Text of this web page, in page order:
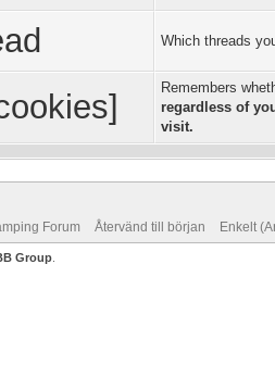
Which threads
Remembers
regardless of
visit.
Forum Återvänd till början Enkelt
Group